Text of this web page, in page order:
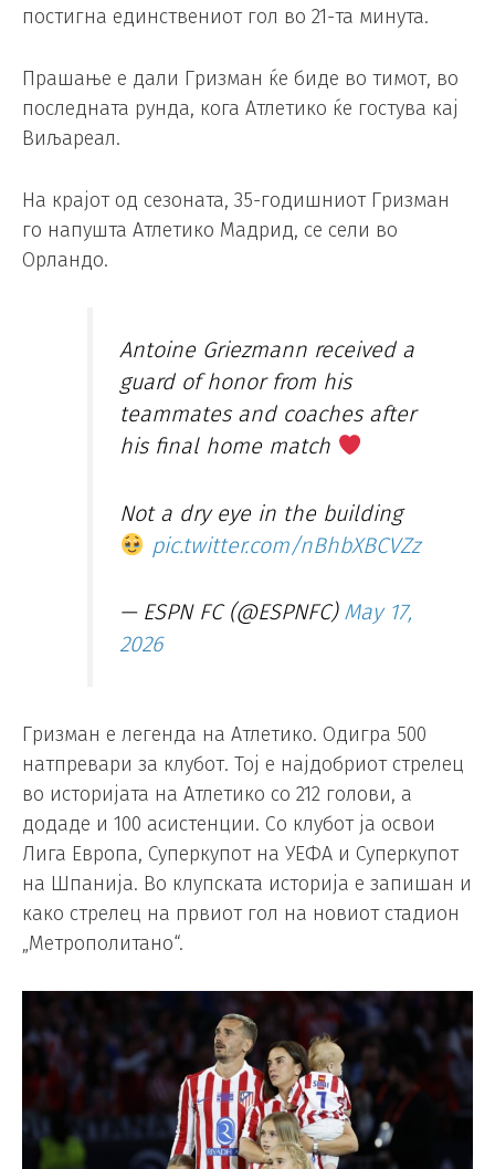
постигна единствениот гол во 21-та минута.
Прашање е дали Гризман ќе биде во тимот, во
последната рунда, кога Атлетико ќе гостува кај
Виљареал.
На крајот од сезоната, 35-годишниот Гризман
го напушта Атлетико Мадрид, се сели во
Орландо.
Antoine Griezmann received a
guard of honor from his
teammates and coaches after
his final home match
Not a dry eye in the building
pic.twitter.com/nBhbXBCVZz
— ESPN FC (@ESPNFC) May 17,
2026
Гризман е легенда на Атлетико. Одигра 500
натпревари за клубот. Тој е најдобриот стрелец
во историјата на Атлетико со 212 голови, а
додаде и 100 асистенции. Со клубот ја освои
Лига Европа, Суперкупот на УЕФА и Суперкупот
на Шпанија. Во клупската историја е запишан и
како стрелец на првиот гол на новиот стадион
„Метрополитано“.